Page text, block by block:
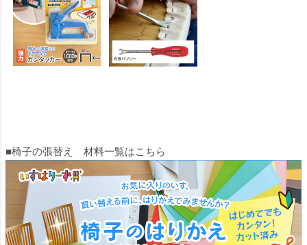
■椅子の張替え 材料一覧はこちら